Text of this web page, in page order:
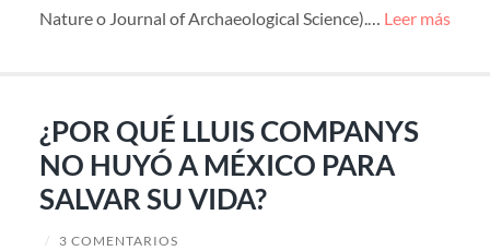
Nature o Journal of Archaeological Science).… Leer más
¿POR QUÉ LLUIS COMPANYS
NO HUYÓ A MÉXICO PARA
SALVAR SU VIDA?
/ 3 COMENTARIOS